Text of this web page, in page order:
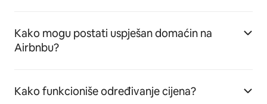
Kako mogu postati uspješan domaćin na
Airbnbu?
Kako funkcioniše određivanje cijena?